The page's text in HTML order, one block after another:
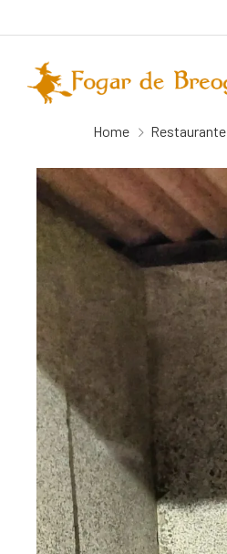
Home Restaurante